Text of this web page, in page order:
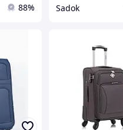
88% Sadok